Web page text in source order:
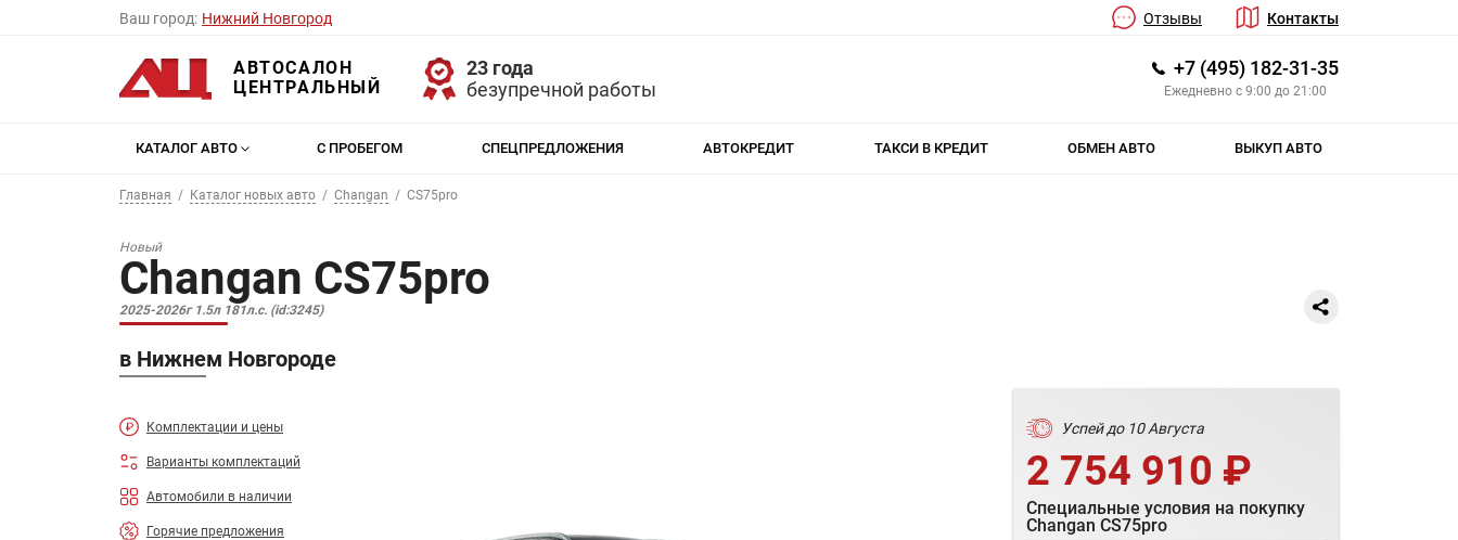
Ваш город: Нижний Новгород Отзывы Контакты
АВТОСАЛОН
ЦЕНТРАЛЬНЫЙ
23 года
безупречной работы
+7 (495) 182-31-35
Ежедневно с 9:00 до 21:00
КАТАЛОГ АВТО С ПРОБЕГОМ СПЕЦПРЕДЛОЖЕНИЯ АВТОКРЕДИТ ТАКСИ В КРЕДИТ ОБМЕН АВТО ВЫКУП АВТО
Главная Каталог новых авто Changan CS75pro
Новый
Changan CS75pro
2025-2026г 1.5л 181л.с. (id:3245)
в Нижнем Новгороде
Комплектации и цены
Варианты комплектаций
Автомобили в наличии
Горячие предложения
Успей до 10 Августа
2 754 910 ₽
Специальные условия на покупку
Changan CS75pro